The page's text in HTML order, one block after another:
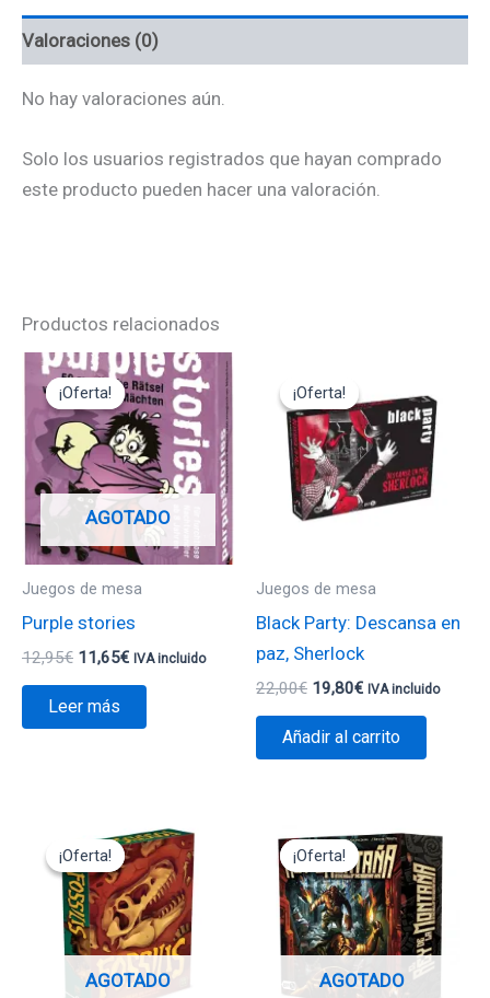
Valoraciones (0)
No hay valoraciones aún.
Solo los usuarios registrados que hayan comprado
este producto pueden hacer una valoración.
Productos relacionados
¡Oferta!
AGOTADO
¡Oferta!
Juegos de mesa
Purple stories
12,95€
El
precio
original
era:
12,95€.
11,65€
El
precio
actual
es:
11,65€.
IVA incluido
Leer más
¡Oferta!
¡Oferta!
Juegos de mesa
Black Party: Descansa en
paz, Sherlock
22,00€
precio
original
era:
22,00€.
19,80€
actual
es:
19,80€.
IVA incluido
Añadir al carrito
¡Oferta!
AGOTADO
¡Oferta!
precio
original
era:
44,95€.
precio
actual
es:
22,45€.
¡Oferta!
AGOTADO
¡Oferta!
precio
original
era:
49,95€.
precio
actual
es:
44,95€.